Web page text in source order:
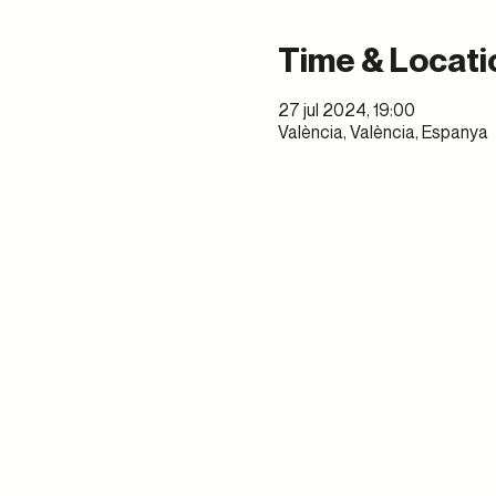
Time &
27 jul 2024, 19:00
València, València, Espanya